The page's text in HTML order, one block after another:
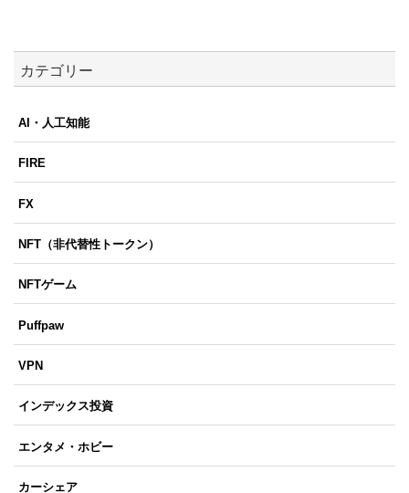
カテゴリー
AI・人工知能
FIRE
FX
NFT（非代替性トークン）
NFTゲーム
Puffpaw
VPN
インデックス投資
エンタメ・ホビー
カーシェア